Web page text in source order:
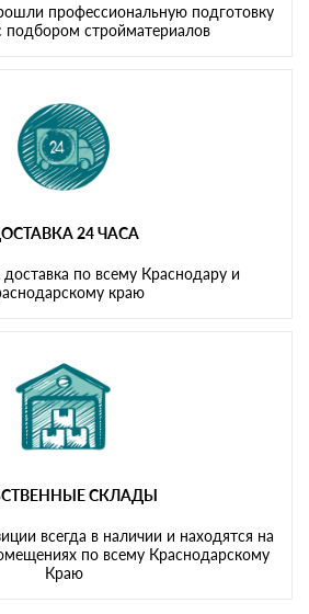
профессиональную подготовку
подбором стройматериалов
24 ЧАСА
доставка по всему Краснодару и
краю
СКЛАДЫ
всегда в наличии и находятся на
по всему Краснодарскому
Краю